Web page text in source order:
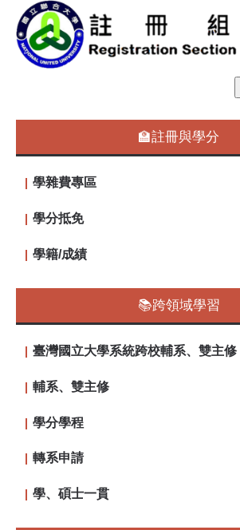
到
主
🏫註冊與學分
學雜費專區
學分抵免
學籍/成績
📚跨領域學習
臺灣國立大學系統跨校輔系、雙主修
輔系、雙主修
學分學程
轉系申請
學、碩士一貫